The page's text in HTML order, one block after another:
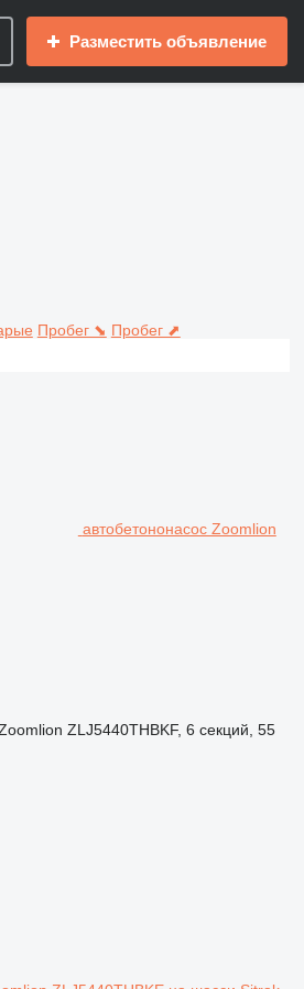
Разместить объявление
Пробег ⬊ Пробег ⬈
автобетононасос Zoomlion
ZLJ5440THBKF, 6 секций, 55